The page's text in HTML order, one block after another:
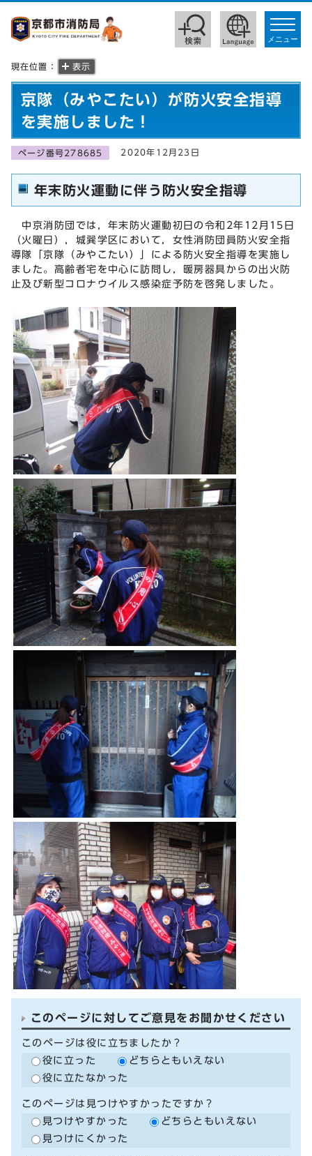
toggle
メニュー
現在位置： 表示
京隊（みやこたい）が防火安全指導
を実施しました！
ページ番号278685 2020年12月23日
年末防火運動に伴う防火安全指導
中京消防団では，年末防火運動初日の令和2年12月15日
（火曜日），城巽学区において，女性消防団員防火安全指
導隊「京隊（みやこたい）」による防火安全指導を実施し
ました。高齢者宅を中心に訪問し，暖房器具からの出火防
止及び新型コロナウイルス感染症予防を啓発しました。
このページに対してご意見をお聞かせください
このページは役に立ちましたか？
役に立った
どちらともいえない
役に立たなかった
このページは見つけやすかったですか？
見つけやすかった
どちらともいえない
見つけにくかった